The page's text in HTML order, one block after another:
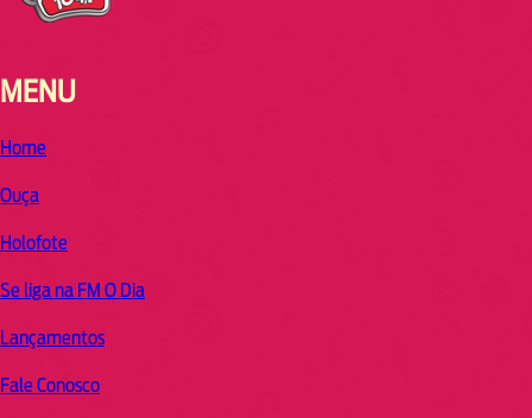
MENU
Home
Ouça
Holofote
Se liga na FM O Dia
Lançamentos
Fale Conosco